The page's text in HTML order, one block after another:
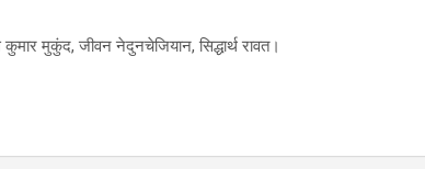
मुकुंद, जीवन नेदुनचेजियान, सिद्धार्थ रावत।